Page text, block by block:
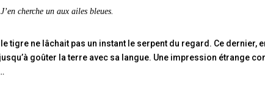
cherche un aux ailes bleues.
tigre ne lâchait pas un instant le serpent du regard. Ce dernier,
goûter la terre avec sa langue. Une impression étrange